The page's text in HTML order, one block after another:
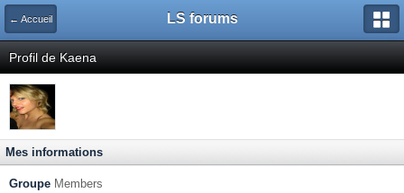
← Accueil LS forums
Profil de Kaena
Mes informations
Groupe Members